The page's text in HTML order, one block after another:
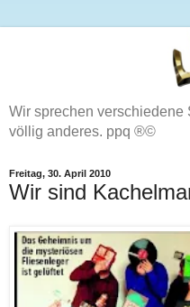
Wir sprechen verschiedene
völlig anderes. ppq ®©
Freitag, 30. April 2010
Wir sind